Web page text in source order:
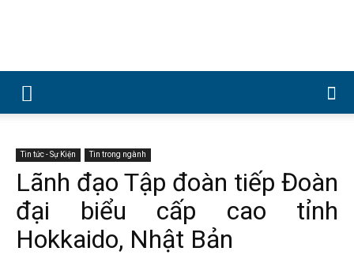
Công
Tin tức - Sự Kiện Tin trong ngành
Lãnh đạo Tập đoàn tiếp Đoàn
đại biểu cấp cao tỉnh
Hokkaido, Nhật Bản